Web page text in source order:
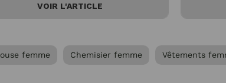
VOIR L'ARTICLE
femme Chemisier femme Vêtements